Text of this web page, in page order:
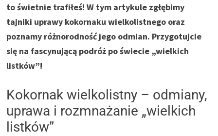
to świetnie trafiłeś! W tym artykule zgłębimy
tajniki uprawy kokornaku wielkolistnego oraz
poznamy różnorodność jego odmian. Przygotujcie
się na fascynującą podróż po świecie „wielkich
listków”!
Kokornak wielkolistny – odmiany,
uprawa i rozmnażanie „wielkich
listków”